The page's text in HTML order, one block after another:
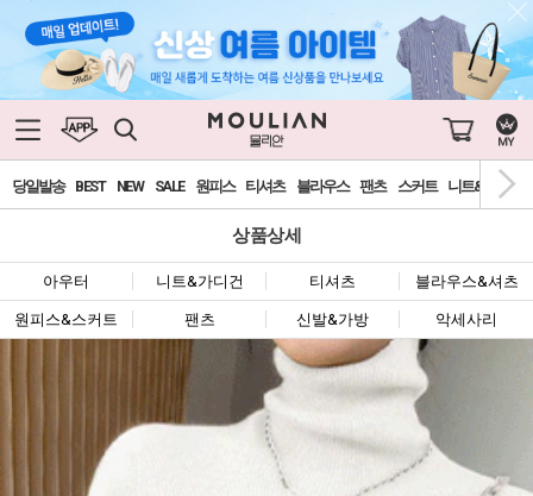
당일발송 BEST NEW SALE 원피스 티셔츠 블라우스 팬츠 스커트 니트&가디건
상품상세
아우터 니트&가디건 티셔츠 블라우스&셔츠
원피스&스커트 팬츠 신발&가방 악세사리